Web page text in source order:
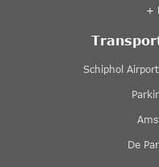
+
Schiphol
De